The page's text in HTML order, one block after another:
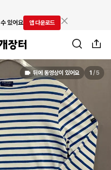
있어요 앱 다운로드
뒤에 동영상이 있어요 1 /5